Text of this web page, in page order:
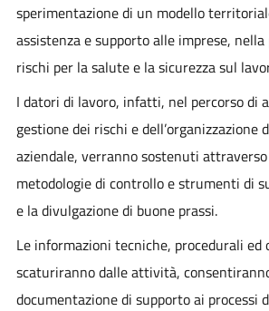
sperimentazione di un modello
assistenza e supporto alle imprese,
rischi per la salute e la sicurezza sul
I datori di lavoro, infatti, nel percorso di
gestione dei rischi e dell’organizzazione
aziendale, verranno sostenuti
metodologie di controllo e strumenti di
e la divulgazione di buone prassi.
Le informazioni tecniche, procedurali ed
scaturiranno dalle attività,
documentazione di supporto ai processi